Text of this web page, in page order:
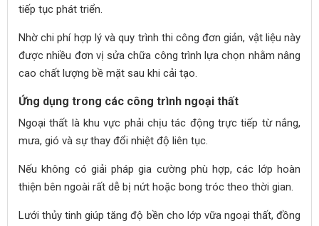
tiếp tục phát triển.
Nhờ chi phí hợp lý và quy trình thi công đơn giản, vật liệu này
được nhiều đơn vị sửa chữa công trình lựa chọn nhằm nâng
cao chất lượng bề mặt sau khi cải tạo.
Ứng dụng trong các công trình ngoại thất
Ngoại thất là khu vực phải chịu tác động trực tiếp từ nắng,
mưa, gió và sự thay đổi nhiệt độ liên tục.
Nếu không có giải pháp gia cường phù hợp, các lớp hoàn
thiện bên ngoài rất dễ bị nứt hoặc bong tróc theo thời gian.
Lưới thủy tinh giúp tăng độ bền cho lớp vữa ngoại thất, đồng